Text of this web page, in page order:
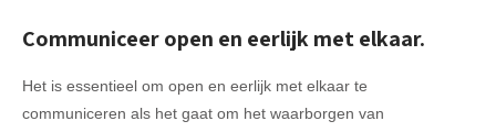
Communiceer open en eerlijk met elkaar.
Het is essentieel om open en eerlijk met elkaar te
communiceren als het gaat om het waarborgen van